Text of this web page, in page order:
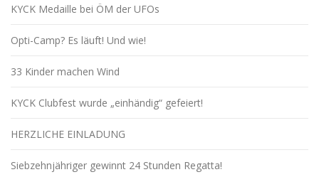
KYCK Medaille bei ÖM der UFOs
Opti-Camp? Es läuft! Und wie!
33 Kinder machen Wind
KYCK Clubfest wurde „einhändig“ gefeiert!
HERZLICHE EINLADUNG
Siebzehnjähriger gewinnt 24 Stunden Regatta!